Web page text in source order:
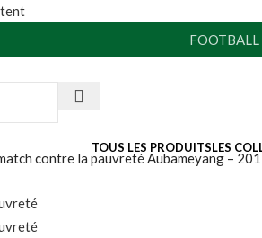
FOOTBALL
TOUS LES PRODUITSLES
contre la pauvreté Aubameyang –